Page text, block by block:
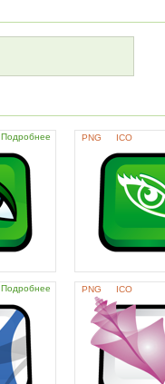
Подробнее PNG ICO
Подробнее PNG ICO